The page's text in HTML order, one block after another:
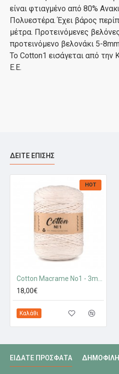
είναι φτιαγμένο από 80%
Πολυεστέρα. Έχει βάρος
μέτρα. Προτεινόμενες
προτεινόμενο βελονάκι 5-
Το Cotton1 εισάγεται από την
Ε.Ε.
ΔΕΊΤΕ ΕΠΊΣΗΣ
HOT
Cotton Macrame No1 - 3mm
18,00€
Καλάθι
ΕΊΔΑΤΕ ΠΡΌΣΦΑΤΑ ΔΗΜΟΦΙΛΉ